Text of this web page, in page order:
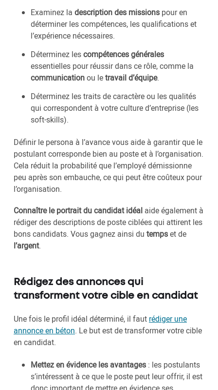
Examinez la description des missions pour en
déterminer les compétences, les qualifications et
l’expérience nécessaires.
Déterminez lescompétences générales
essentielles pour réussir dans ce rôle, comme la
communicationou letravail d’équipe.
Déterminez les traits de caractère ou les qualités
qui correspondent à votre culture d’entreprise (les
soft-skills).
Définir le persona à l’avance vous aide à garantir que le
postulant corresponde bien au poste et à l’organisation.
Cela réduit la probabilité que l’employé démissionne
peu après son embauche, ce qui peut être coûteux pour
l’organisation.
Connaître le portrait du candidat idéal aide également à
rédiger des descriptions de poste ciblées qui attirent les
bons candidats. Vous gagnez ainsi du tempset de
l’argent.
Rédigez des annonces qui
transforment votre cible en candidat
Une fois le profil idéal déterminé, il faut rédiger une
annonce en béton. Le but est de transformer votre cible
en candidat.
Mettez en évidence les avantages : les postulants
s’intéressent à ce que le poste peut leur offrir, il est